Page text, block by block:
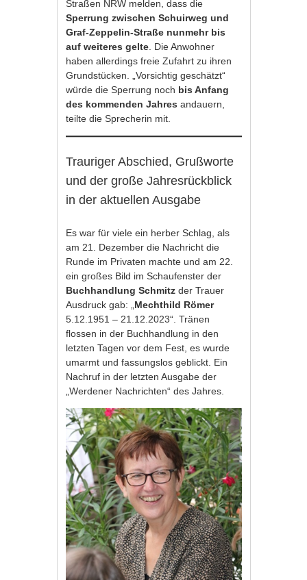
Straßen NRW melden, dass die
Sperrung zwischen Schuirweg und
Graf-Zeppelin-Straße nunmehr bis
auf weiteres gelte. Die Anwohner
haben allerdings freie Zufahrt zu ihren
Grundstücken. „Vorsichtig geschätzt“
würde die Sperrung noch bis Anfang
des kommenden Jahres andauern,
teilte die Sprecherin mit.
Trauriger Abschied, Grußworte
und der große Jahresrückblick
in der aktuellen Ausgabe
Es war für viele ein herber Schlag, als
am 21. Dezember die Nachricht die
Runde im Privaten machte und am 22.
ein großes Bild im Schaufenster der
Buchhandlung Schmitz der Trauer
Ausdruck gab: „Mechthild Römer
5.12.1951 – 21.12.2023“. Tränen
flossen in der Buchhandlung in den
letzten Tagen vor dem Fest, es wurde
umarmt und fassungslos geblickt. Ein
Nachruf in der letzten Ausgabe der
„Werdener Nachrichten“ des Jahres.